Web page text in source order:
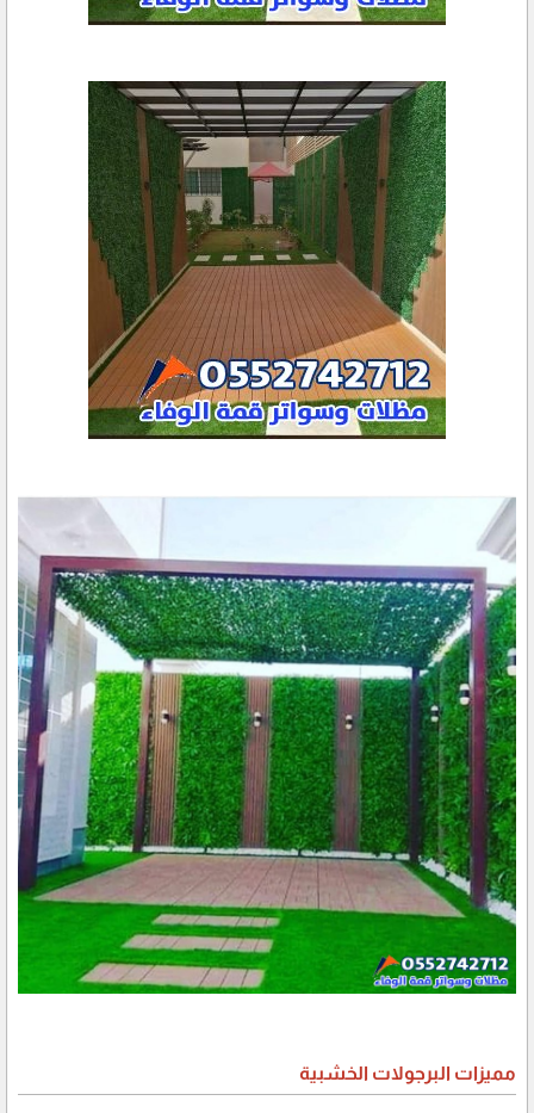
مميزات البرجولات الخشبية